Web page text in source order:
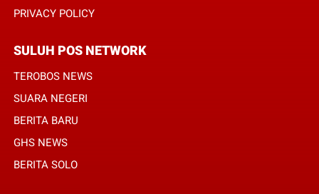
PRIVACY POLICY
SULUH POS NETWORK
TEROBOS NEWS
SUARA NEGERI
BERITA BARU
GHS NEWS
BERITA SOLO